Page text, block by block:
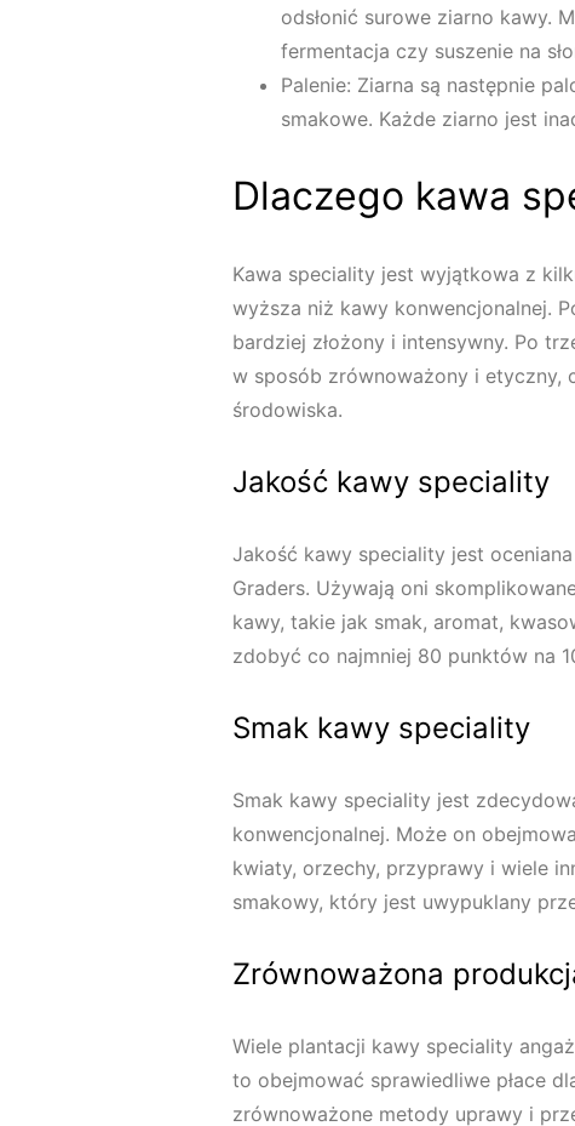
odsłonić surowe ziarno kawy.
fermentacja czy suszenie na
Palenie: Ziarna są następnie
smakowe. Każde ziarno jest
Dlaczego kawa
Kawa speciality jest wyjątkowa z
wyższa niż kawy konwencjonalnej.
bardziej złożony i intensywny. Po
w sposób zrównoważony i etyczny,
środowiska.
Jakość kawy speciality
Jakość kawy speciality jest
Graders. Używają oni
kawy, takie jak smak, aromat,
zdobyć co najmniej 80 punktów na
Smak kawy speciality
Smak kawy speciality jest
konwencjonalnej. Może on
kwiaty, orzechy, przyprawy i wiele
smakowy, który jest uwypuklany
Zrównoważona
Wiele plantacji kawy speciality
to obejmować sprawiedliwe płace
zrównoważone metody uprawy i